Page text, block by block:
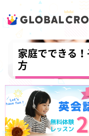
家庭でできる
方